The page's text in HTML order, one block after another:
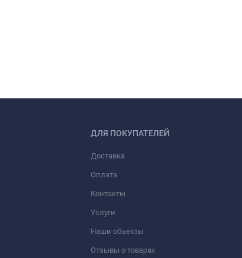
ДЛЯ ПОКУПАТЕЛЕЙ
Доставка
Оплата
Контакты
Услуги
Наши объекты
Отзывы о товарах